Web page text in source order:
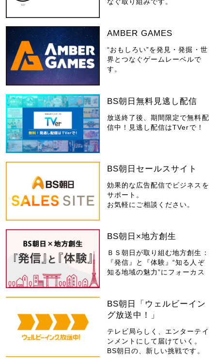
AMBER GAMES
“おもしろい”を発見・発掘・世
界とつなぐゲームレーベルで
す。
BS朝日無料見逃し配信
放送終了後、期間限定で無料配
信中！見逃し配信はTVerで！
BS朝日セールスサイト
効果的な広告配信でビジネスを
サポート。
お気軽にご相談ください。
BS朝日×地方創生
ＢＳ朝日が取り組む地方創生：
『発信』と『体験』“知る人ぞ
知る地域の魅力”にフォーカス
BS朝日「ウェルビーイン
グ放送中！」
テレビ局らしく、エンターテイ
ンメントにして届けていく。
BS朝日の、新しい挑戦です。